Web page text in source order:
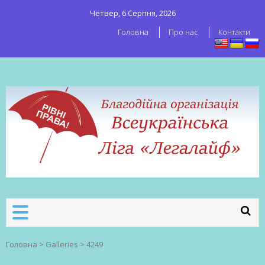
Четвер, 6 Серпня, 2026
Головна
Про нас Контакти
робітників
Головна > Galleries > 4249